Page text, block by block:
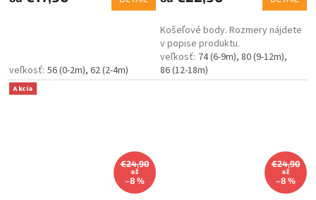
56 (0-2m) 62 (2-4m)
Košeľové body. Rozmery nájdete
v popise produktu.
74 (6-9m) 80 (9-12m)
86 (12-18m)
Akcia
€24,90
až
–8 %
€24,90
až
–8 %